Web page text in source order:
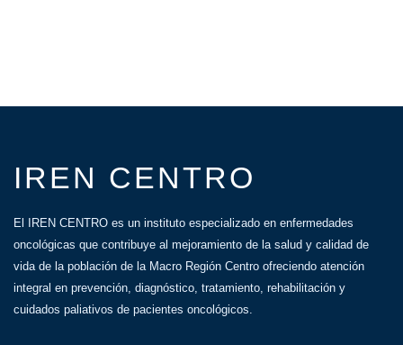
IREN CENTRO
El IREN CENTRO es un instituto especializado en enfermedades
oncológicas que contribuye al mejoramiento de la salud y calidad de
vida de la población de la Macro Región Centro ofreciendo atención
integral en prevención, diagnóstico, tratamiento, rehabilitación y
cuidados paliativos de pacientes oncológicos.